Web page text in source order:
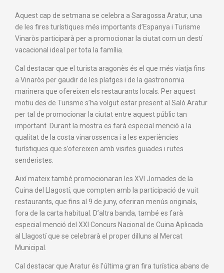
Aquest cap de setmana se celebra a Saragossa Aratur, una
de les fires turístiques més importants d’Espanya i Turisme
Vinaròs participarà per a promocionar la ciutat com un destí
vacacional ideal per tota la família.
Cal destacar que el turista aragonès és el que més viatja fins
a Vinaròs per gaudir de les platges i de la gastronomia
marinera que ofereixen els restaurants locals. Per aquest
motiu des de Turisme s’ha volgut estar present al Saló Aratur
per tal de promocionar la ciutat entre aquest públic tan
important. Durant la mostra es farà especial menció a la
qualitat de la costa vinarossenca i a les experiències
turístiques que s’ofereixen amb visites guiades i rutes
senderistes.
Així mateix també promocionaran les XVI Jornades de la
Cuina del Llagostí, que compten amb la participació de vuit
restaurants, que fins al 9 de juny, oferiran menús originals,
fora de la carta habitual. D’altra banda, també es farà
especial menció del XXI Concurs Nacional de Cuina Aplicada
al Llagostí que se celebrarà el proper dilluns al Mercat
Municipal.
Cal destacar que Aratur és l’última gran fira turística abans de